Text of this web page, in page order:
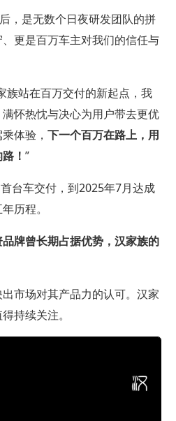
，是无数个日夜研发团队的拼
更是百万车主对我们的信任与
族站在百万交付的新起点，我
怀热忱与决心为用户带去更优
体验， 下一个百万在路上，用
！ ”
台车交付，到2025年7月达成
历程。
牌曾长期占据优势，汉家族的
市场对其产品力的认可。汉家
持续关注。